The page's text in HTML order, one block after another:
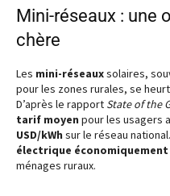
Mini-réseaux : une
chère
Les mini-réseauxsolaires,
pour les zones rurales, se
D’après le rapport State of the
tarif moyen pour les usagers
USD/kWh sur le réseau
électrique économiquement
ménages ruraux.